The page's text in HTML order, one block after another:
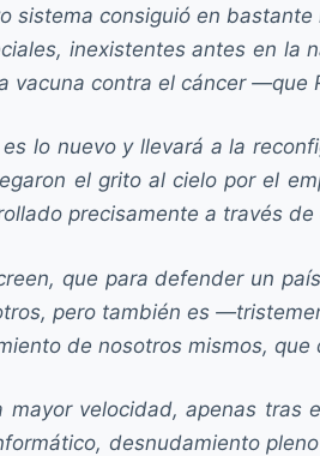
consiguió en
inexistentes antes en la
contra el cáncer
lo nuevo y llevará a la
el grito al cielo por el
precisamente a través
que para defender un
pero también es
de nosotros mismos, que
velocidad, apenas tras
desnudamiento